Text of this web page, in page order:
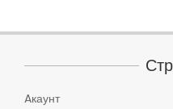
Aкаунт